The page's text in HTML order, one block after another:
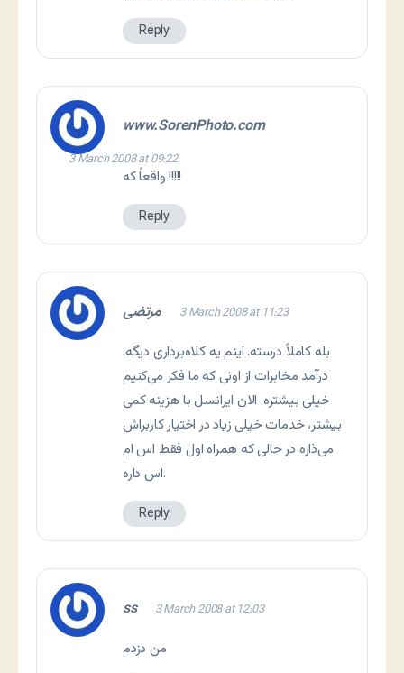
Reply
www.SorenPhoto.com
3 March 2008 at 09:22
واقعاً که !!!!!
Reply
مرتضی 3 March 2008 at 11:23
بله کاملاً درسته. اینم یه کلاه‌برداری دیگه.
درآمد مخابرات از اونی که ما فکر می‌کنیم
خیلی بیشتره. الان ایرانسل با هزینه کمی
بیشتر، خدمات خیلی زیاد در اختیار کاربراش
می‌ذاره در حالی که همراه اول فقط اس ام
اس داره.
Reply
ss 3 March 2008 at 12:03
من دزدم